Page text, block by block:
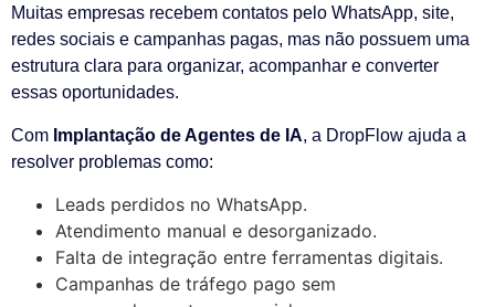
Muitas empresas recebem contatos pelo WhatsApp, site,
redes sociais e campanhas pagas, mas não possuem uma
estrutura clara para organizar, acompanhar e converter
essas oportunidades.
Com Implantação de Agentes de IA, a DropFlow ajuda a
resolver problemas como:
Leads perdidos no WhatsApp.
Atendimento manual e desorganizado.
Falta de integração entre ferramentas digitais.
Campanhas de tráfego pago sem